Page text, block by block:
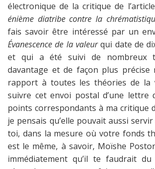
électronique de la critique de
énième diatribe contre la
fais savoir être intéressé par un
Évanescence de la valeurqui date de
et qui a été suivi de nombreux
davantage et de façon plus précise
rapport à toutes les théories de la
suivre cet envoi postal d’une lettre
points correspondants à ma critique
je pensais qu’elle pouvait aussi
toi, dans la mesure où votre fonds
est le même, à savoir, Moïshe
immédiatement qu’il te faudrait